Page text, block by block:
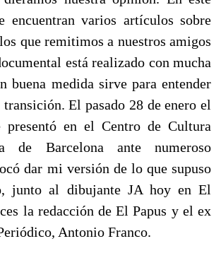
encuentran varios artículos sobre
que remitimos a nuestros amigos
está realizado con mucha
buena medida sirve para entender
El pasado 28 de enero el
presentó en el Centro de Cultura
de Barcelona ante numeroso
dar mi versión de lo que supuso
junto al dibujante JA hoy en El
la redacción de El Papus y el ex
Antonio Franco.